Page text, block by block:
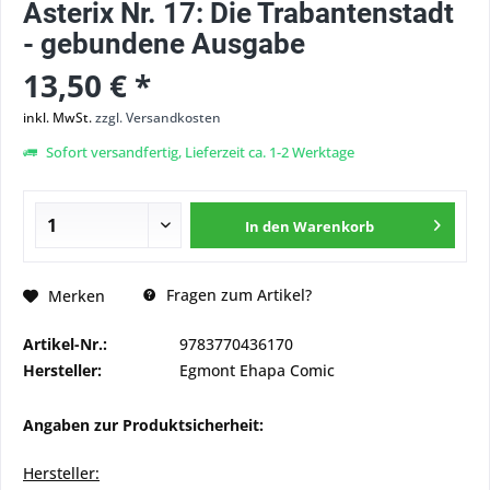
Asterix Nr. 17: Die Trabantenstadt
- gebundene Ausgabe
13,50 € *
inkl. MwSt.zzgl. Versandkosten
Sofort versandfertig, Lieferzeit ca. 1-2 Werktage
In den Warenkorb
Merken Fragen zum Artikel?
Artikel-Nr.:
9783770436170
Hersteller:
Egmont Ehapa Comic
Angaben zur Produktsicherheit:
Hersteller: